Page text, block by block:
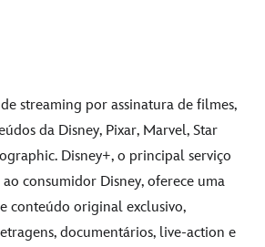
streaming por assinatura de filmes,
da Disney, Pixar, Marvel, Star
Disney+, o principal serviço
consumidor Disney, oferece uma
conteúdo original exclusivo,
documentários, live-action e